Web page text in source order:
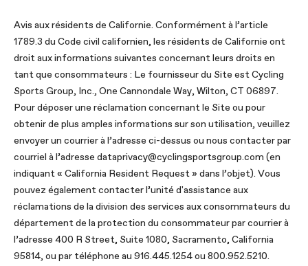
Avis aux résidents de Californie. Conformément à l’article
1789.3 du Code civil californien, les résidents de Californie ont
droit aux informations suivantes concernant leurs droits en
tant que consommateurs : Le fournisseur du Site est Cycling
Sports Group, Inc., One Cannondale Way, Wilton, CT 06897.
Pour déposer une réclamation concernant le Site ou pour
obtenir de plus amples informations sur son utilisation, veuillez
envoyer un courrier à l’adresse ci-dessus ou nous contacter par
courriel à l’adresse dataprivacy@cyclingsportsgroup.com (en
indiquant « California Resident Request » dans l’objet). Vous
pouvez également contacter l’unité d'assistance aux
réclamations de la division des services aux consommateurs du
département de la protection du consommateur par courrier à
l’adresse 400 R Street, Suite 1080, Sacramento, California
95814, ou par téléphone au 916.445.1254 ou 800.952.5210.